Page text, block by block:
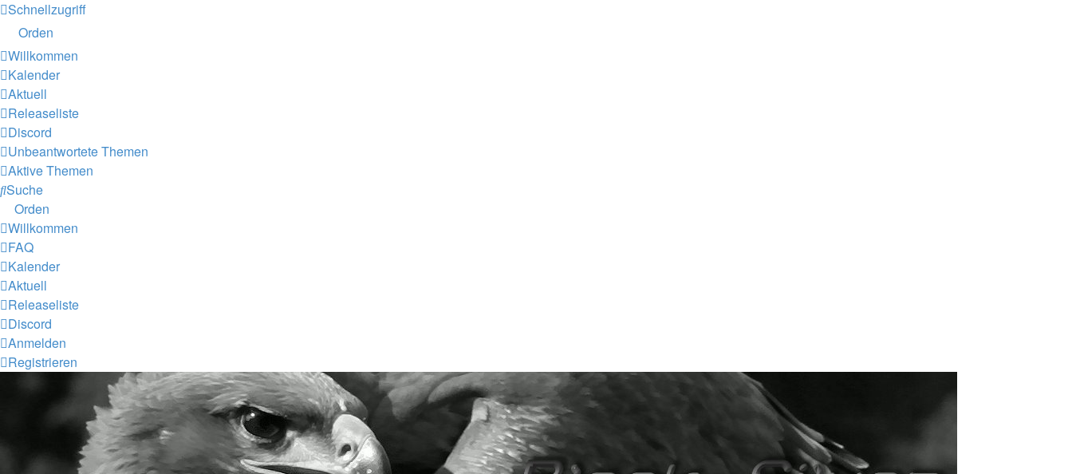
Schnellzugriff
Orden
Willkommen
Kalender
Aktuell
Releaseliste
Discord
Unbeantwortete Themen
Aktive Themen
Suche
Orden
Willkommen
FAQ
Kalender
Aktuell
Releaseliste
Discord
Anmelden
Registrieren